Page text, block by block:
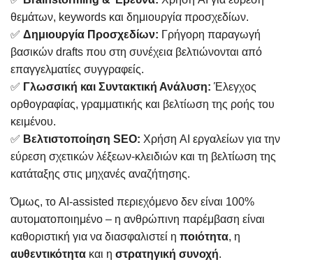
θεμάτων, keywords και δημιουργία προσχεδίων.
✅ Δημιουργία Προσχεδίων: Γρήγορη παραγωγή
βασικών drafts που στη συνέχεια βελτιώνονται από
επαγγελματίες συγγραφείς.
✅ Γλωσσική και Συντακτική Ανάλυση: Έλεγχος
ορθογραφίας, γραμματικής και βελτίωση της ροής του
κειμένου.
✅ Βελτιστοποίηση SEO: Χρήση AI εργαλείων για την
εύρεση σχετικών λέξεων-κλειδιών και τη βελτίωση της
κατάταξης στις μηχανές αναζήτησης.
Όμως, το AI-assisted περιεχόμενο δεν είναι 100%
αυτοματοποιημένο – η ανθρώπινη παρέμβαση είναι
καθοριστική για να διασφαλιστεί η ποιότητα, η
αυθεντικότητα και η στρατηγική συνοχή.